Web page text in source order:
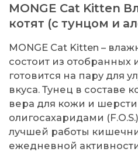
MONGE Cat Kitten
котят (с тунцом и
MONGE Cat Kitten –
состоит из отобранных
готовится на пару для
вкуса. Тунец в составе
вера для кожи и
олигосахаридами
лучшей работы
ежедневной